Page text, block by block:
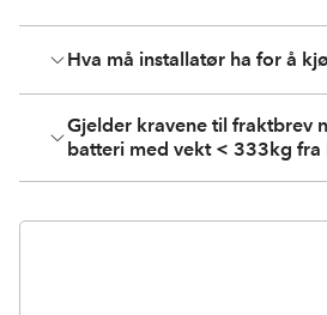
Hva må installatør ha for å
Gjelder kravene til fraktbrev
batteri med vekt < 333kg fra